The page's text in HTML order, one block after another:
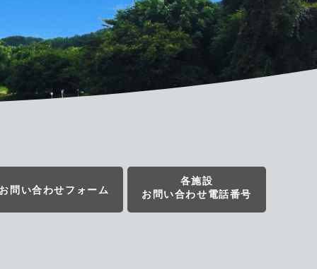
問い合わせフォーム
各施設
お問い合わせ電話番号